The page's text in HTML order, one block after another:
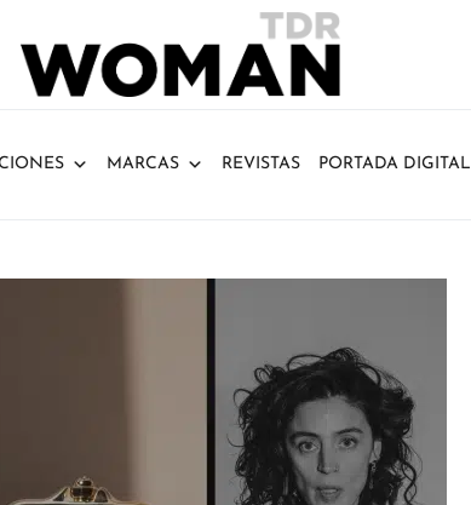
MARCAS REVISTAS PORTADA DIGITAL